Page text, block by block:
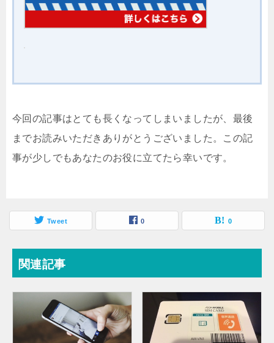
今回の記事はとても長くなってしまいましたが、最後
までお読みいただきありがとうございました。この記
事が少しでもあなたのお役に立てたら幸いです。
Tweet 0 0
関連記事